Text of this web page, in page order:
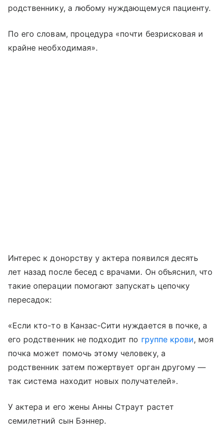
родственнику, а любому нуждающемуся пациенту.
По его словам, процедура «почти безрисковая и
крайне необходимая».
Интерес к донорству у актера появился десять
лет назад после бесед с врачами. Он объяснил, что
такие операции помогают запускать цепочку
пересадок:
«Если кто-то в Канзас-Сити нуждается в почке, а
его родственник не подходит по группе крови, моя
почка может помочь этому человеку, а
родственник затем пожертвует орган другому —
так система находит новых получателей».
У актера и его жены Анны Страут растет
семилетний сын Бэннер.